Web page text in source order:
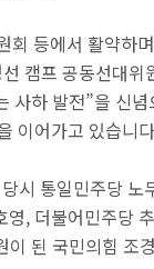
등에서 활약하
캠프 공동선대
사하 발전”을 신
이어가고 있습니
시 통일민주당
, 더불어민주당
된 국민의힘 조